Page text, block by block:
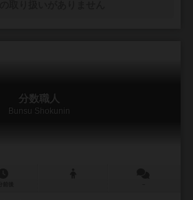
分数職人
Bunsu Shokunin